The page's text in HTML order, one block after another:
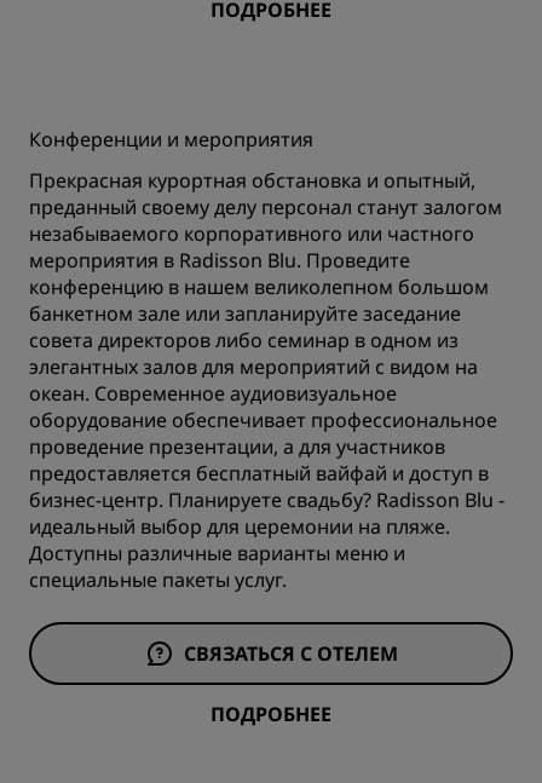
ПОДРОБНЕЕ
Конференции и мероприятия
Прекрасная курортная обстановка и опытный,
преданный своему делу персонал станут залогом
незабываемого корпоративного или частного
мероприятия в Radisson Blu. Проведите
конференцию в нашем великолепном большом
банкетном зале или запланируйте заседание
совета директоров либо семинар в одном из
элегантных залов для мероприятий с видом на
океан. Современное аудиовизуальное
оборудование обеспечивает профессиональное
проведение презентации, а для участников
предоставляется бесплатный вайфай и доступ в
бизнес-центр. Планируете свадьбу? Radisson Blu -
идеальный выбор для церемонии на пляже.
Доступны различные варианты меню и
специальные пакеты услуг.
СВЯЗАТЬСЯ С ОТЕЛЕМ
ПОДРОБНЕЕ